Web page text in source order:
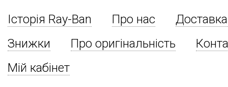
Історія Ray-Ban Про нас
Знижки
Про оригінальність
Мій кабінет